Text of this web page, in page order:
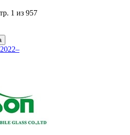
1 из 957